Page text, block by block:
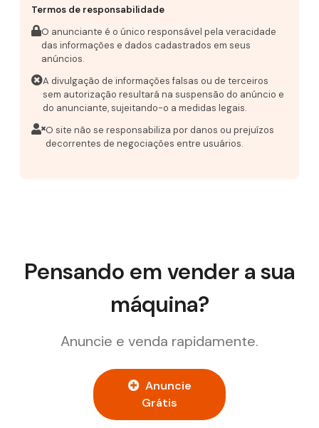
Termos de responsabilidade
O anunciante é o único responsável pela veracidade
das informações e dados cadastrados em seus
anúncios.
A divulgação de informações falsas ou de terceiros
sem autorização resultará na suspensão do anúncio e
do anunciante, sujeitando-o a medidas legais.
O site não se responsabiliza por danos ou prejuízos
decorrentes de negociações entre usuários.
Pensando em vender a sua
máquina?
Anuncie e venda rapidamente.
Anuncie
Grátis